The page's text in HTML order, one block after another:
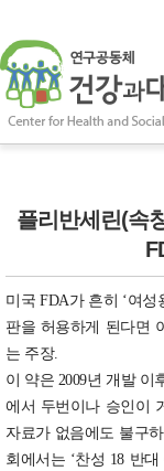
플리반세린(속
미국 FDA가 흔히 ‘여성
판을 허용하게 된다면
는 주장.
이 약은 2009년 개발 이
에서 두번이나 승인이
자료가 없음에도 불구
회에서는 ‘찬성 18 반